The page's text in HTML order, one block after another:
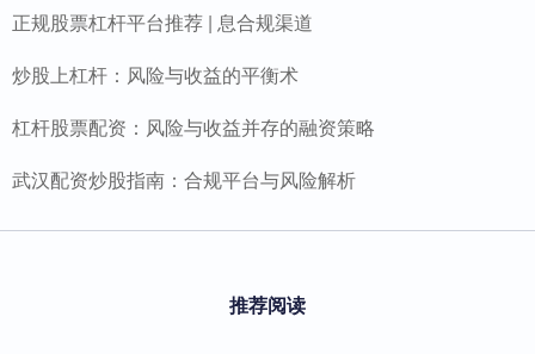
正规股票杠杆平台推荐 | 息合规渠道
炒股上杠杆：风险与收益的平衡术
杠杆股票配资：风险与收益并存的融资策略
武汉配资炒股指南：合规平台与风险解析
推荐阅读